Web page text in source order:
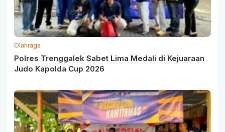
Olahraga
Polres Trenggalek Sabet Lima Medali di Kejuaraan
Judo Kapolda Cup 2026